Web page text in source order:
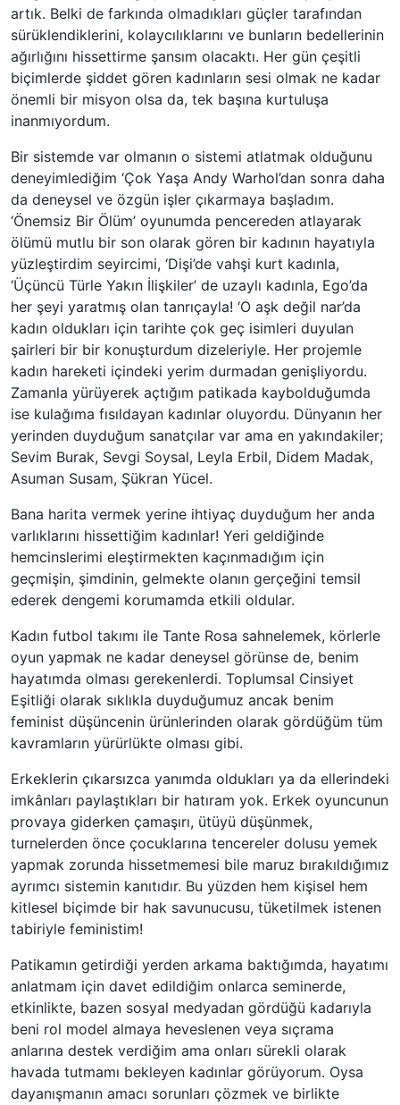
artık. Belki de farkında olmadıkları güçler tarafından
sürüklendiklerini, kolaycılıklarını ve bunların bedellerinin
ağırlığını hissettirme şansım olacaktı. Her gün çeşitli
biçimlerde şiddet gören kadınların sesi olmak ne kadar
önemli bir misyon olsa da, tek başına kurtuluşa
inanmıyordum.
Bir sistemde var olmanın o sistemi atlatmak olduğunu
deneyimlediğim ‘Çok Yaşa Andy Warhol’dan sonra daha
da deneysel ve özgün işler çıkarmaya başladım.
‘Önemsiz Bir Ölüm’ oyunumda pencereden atlayarak
ölümü mutlu bir son olarak gören bir kadının hayatıyla
yüzleştirdim seyircimi, ‘Dişi’de vahşi kurt kadınla,
‘Üçüncü Türle Yakın İlişkiler’ de uzaylı kadınla, Ego’da
her şeyi yaratmış olan tanrıçayla! ‘O aşk değil nar’da
kadın oldukları için tarihte çok geç isimleri duyulan
şairleri bir bir konuşturdum dizeleriyle. Her projemle
kadın hareketi içindeki yerim durmadan genişliyordu.
Zamanla yürüyerek açtığım patikada kaybolduğumda
ise kulağıma fısıldayan kadınlar oluyordu. Dünyanın her
yerinden duyduğum sanatçılar var ama en yakındakiler;
Sevim Burak, Sevgi Soysal, Leyla Erbil, Didem Madak,
Asuman Susam, Şükran Yücel.
Bana harita vermek yerine ihtiyaç duyduğum her anda
varlıklarını hissettiğim kadınlar! Yeri geldiğinde
hemcinslerimi eleştirmekten kaçınmadığım için
geçmişin, şimdinin, gelmekte olanın gerçeğini temsil
ederek dengemi korumamda etkili oldular.
Kadın futbol takımı ile Tante Rosa sahnelemek, körlerle
oyun yapmak ne kadar deneysel görünse de, benim
hayatımda olması gerekenlerdi. Toplumsal Cinsiyet
Eşitliği olarak sıklıkla duyduğumuz ancak benim
feminist düşüncenin ürünlerinden olarak gördüğüm tüm
kavramların yürürlükte olması gibi.
Erkeklerin çıkarsızca yanımda oldukları ya da ellerindeki
imkânları paylaştıkları bir hatıram yok. Erkek oyuncunun
provaya giderken çamaşırı, ütüyü düşünmek,
turnelerden önce çocuklarına tencereler dolusu yemek
yapmak zorunda hissetmemesi bile maruz bırakıldığımız
ayrımcı sistemin kanıtıdır. Bu yüzden hem kişisel hem
kitlesel biçimde bir hak savunucusu, tüketilmek istenen
tabiriyle feministim!
Patikamın getirdiği yerden arkama baktığımda, hayatımı
anlatmam için davet edildiğim onlarca seminerde,
etkinlikte, bazen sosyal medyadan gördüğü kadarıyla
beni rol model almaya heveslenen veya sıçrama
anlarına destek verdiğim ama onları sürekli olarak
havada tutmamı bekleyen kadınlar görüyorum. Oysa
dayanışmanın amacı sorunları çözmek ve birlikte